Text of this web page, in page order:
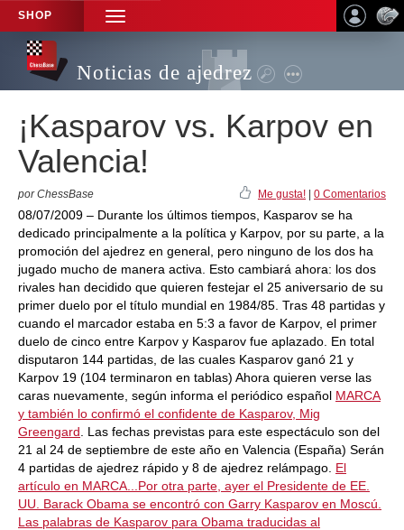
SHOP
TOGGLE
NAVIGATION
Noticias de ajedrez
¡Kasparov vs. Karpov en
Valencia!
por ChessBase Me gusta! 0 Comentarios
08/07/2009 – Durante los últimos tiempos, Kasparov se ha
dedicado principalmente a la política y Karpov, por su parte, a la
promoción del ajedrez en general, pero ninguno de los dos ha
jugado mucho de manera activa. Esto cambiará ahora: los dos
rivales han decidido que quieren festejar el 25 aniversario de su
primer duelo por el título mundial en 1984/85. Tras 48 partidas y
cuando el marcador estaba en 5:3 a favor de Karpov, el primer
duelo de cinco entre Karpov y Kasparov fue aplazado. En total
disputaron 144 partidas, de las cuales Kasparov ganó 21 y
Karpov 19 (104 terminaron en tablas) Ahora quieren verse las
caras nuevamente, según informa el periódico español MARCA
y también lo confirmó el confidente de Kasparov, Mig
Greengard . Las fechas previstas para este espectáculo son del
21 al 24 de septiembre de este año en Valencia (España) Serán
4 partidas de ajedrez rápido y 8 de ajedrez relámpago. El
artículo en MARCA...Por otra parte, ayer el Presidente de EE.
UU. Barack Obama se encontró con Garry Kasparov en Moscú.
Las palabras de Kasparov para Obama traducidas al